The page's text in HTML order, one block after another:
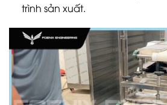
trình sản xuất.